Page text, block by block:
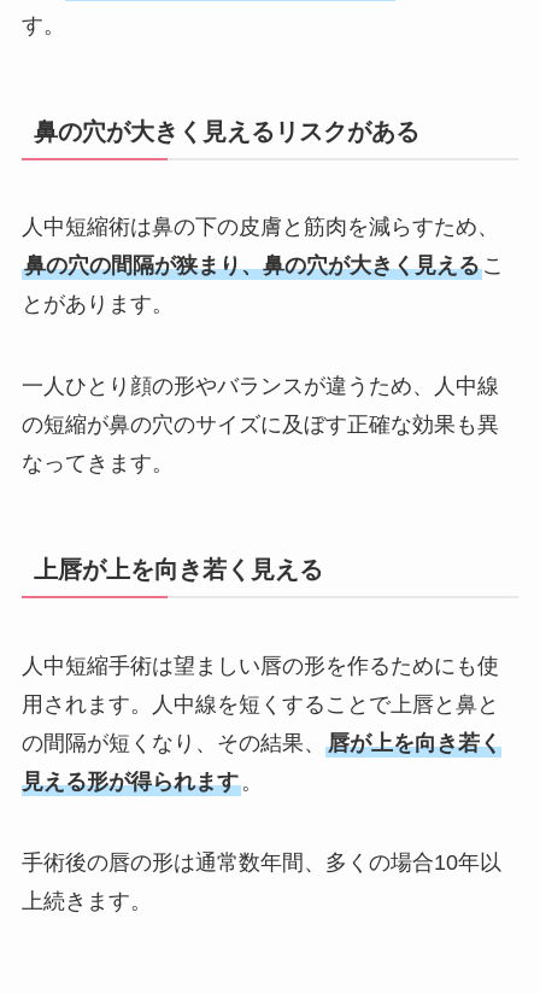
す。
鼻の穴が大きく見えるリスクがある
人中短縮術は鼻の下の皮膚と筋肉を減らすため、
鼻の穴の間隔が狭まり、鼻の穴が大きく見えるこ
とがあります。
一人ひとり顔の形やバランスが違うため、人中線
の短縮が鼻の穴のサイズに及ぼす正確な効果も異
なってきます。
上唇が上を向き若く見える
人中短縮手術は望ましい唇の形を作るためにも使
用されます。人中線を短くすることで上唇と鼻と
の間隔が短くなり、その結果、 唇が上を向き若く
見える形が得られます。
手術後の唇の形は通常数年間、多くの場合10年以
上続きます。